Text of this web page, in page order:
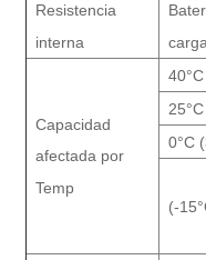
Resistencia
interna
Capacidad
afectada por
Temp
0°C
(-